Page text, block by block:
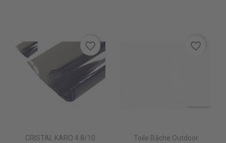
CRISTAL KARO 4.8/10
favorite_border
Toile Bâche Outdoor
favorite_border